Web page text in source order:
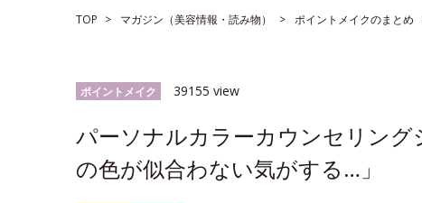
TOP マガジン（美容情報・読み物） ポイントメイクのまとめ
ポイントメイク 39155 view
パーソナルカラーカウンセリン
の色が似合わない気がする…」